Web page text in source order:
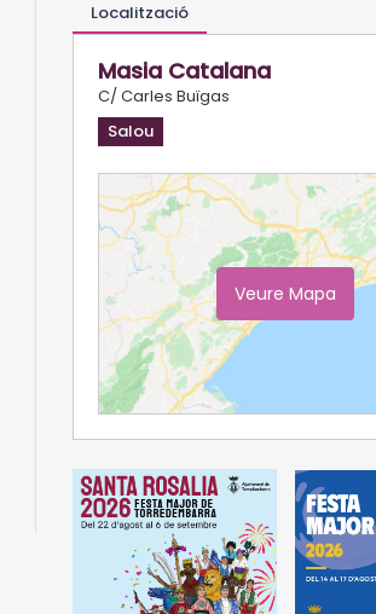
Localització
Masia Catalana
C/ Carles Buïgas
Salou
Veure Mapa